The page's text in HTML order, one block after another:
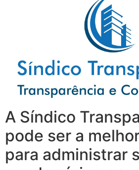
A Síndico
pode ser a
para administrar